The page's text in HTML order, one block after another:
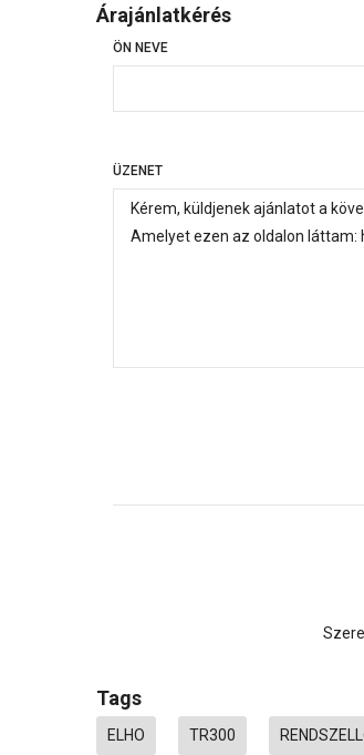
Árajánlatkérés
ÖN NEVE
ÜZENET
Tags
ELHO TR300